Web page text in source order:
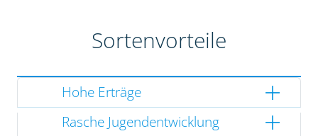
Sortenvorteile
Hohe Erträge
Rasche Jugendentwicklung